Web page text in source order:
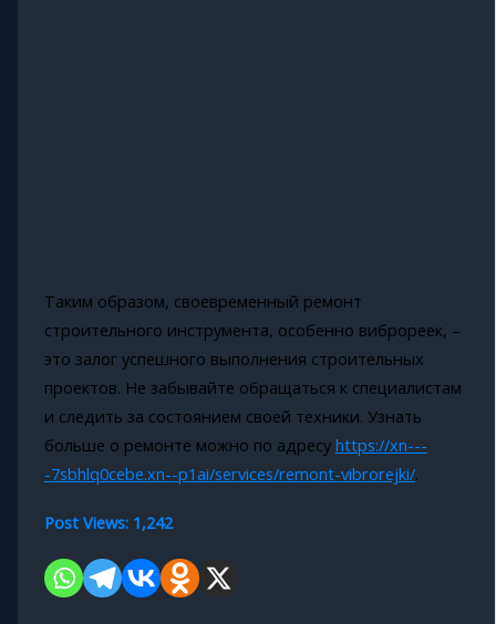
Таким образом, своевременный ремонт
строительного инструмента, особенно виброреек, –
это залог успешного выполнения строительных
проектов. Не забывайте обращаться к специалистам
и следить за состоянием своей техники. Узнать
больше о ремонте можно по адресу https://xn---
-7sbhlq0cebe.xn--p1ai/services/remont-vibrorejki/.
Post Views: 1,242